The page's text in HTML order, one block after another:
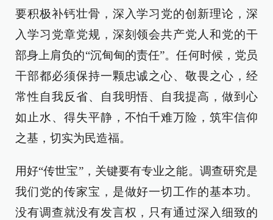
要积极补钙壮骨，深入学习党的创新理论，深
入学习党章党规，深刻领会共产党人和党的干
部身上肩负的“沉甸甸的责任”。任何时候，党员
干部都必须保持一颗忠诚之心、敬畏之心，经
常性自我反省、自我明悟、自我提高，做到心
如止水、得失平静，不怕千难万险，筑牢信仰
之基，切实为民造福。
用好“传世宝”，关键要有专业之能。调查研究是
我们党的传家宝，是做好一切工作的基本功。
没有调查就没有发言权，只有通过深入细致的